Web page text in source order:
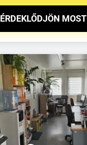
ÉRDEKLŐDJÖN MOST